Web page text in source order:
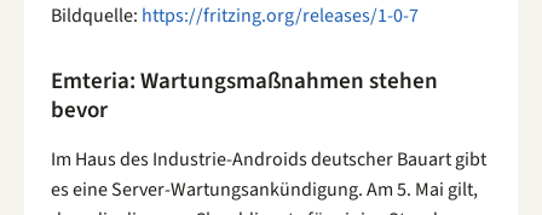
Bildquelle: https://fritzing.org/releases/1-0-7
Emteria: Wartungsmaßnahmen stehen
bevor
Im Haus des Industrie-Androids deutscher Bauart gibt
es eine Server-Wartungsankündigung. Am 5. Mai gilt,